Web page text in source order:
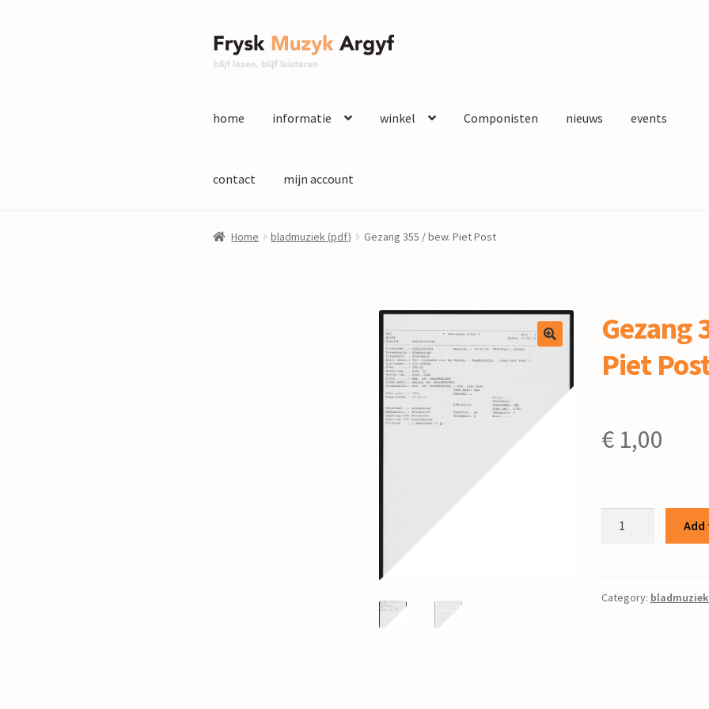
Ga
door
Ga
naar
home informatie winkel Componisten nieuws events
contact mijn account
Home bladmuziek (pdf) Gezang 355 / bew. Piet Post
Gezang
Piet
€1,00
Piet
Category: